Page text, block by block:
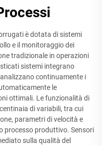
è dotata di sistemi
e il monitoraggio dei
tradizionale in operazioni
sistemi integrano
continuamente i
le
ottimali. Le funzionalità di
di variabili, tra cui
parametri di velocità e
processo produttivo. Sensori
sulla qualità del